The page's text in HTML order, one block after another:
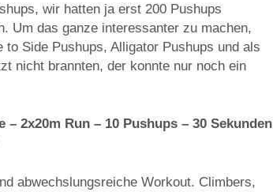
wir hatten ja erst 200 Pushups
Um das ganze interessanter zu machen,
Side Pushups, Alligator Pushups und als
nicht brannten, der konnte nur noch ein
– 2x20m Run – 10 Pushups – 30 Sekunden
abwechslungsreiche Workout. Climbers,